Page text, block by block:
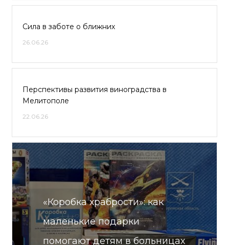
Сила в заботе о ближних
26.06.26
Перспективы развития виноградства в
Мелитополе
22.06.26
«Коробка храбрости»: как
маленькие подарки
помогают детям в больницах